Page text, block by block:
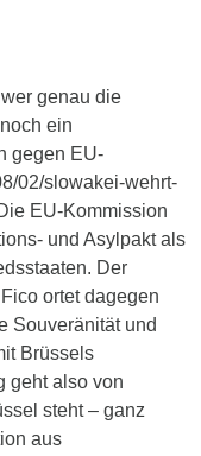
genau die
ein
gegen EU-
02/slowakei-wehrt-
EU-Kommission
und Asylpakt als
Der
ortet dagegen
Souveränität und
Brüssels
geht also von
steht – ganz
aus